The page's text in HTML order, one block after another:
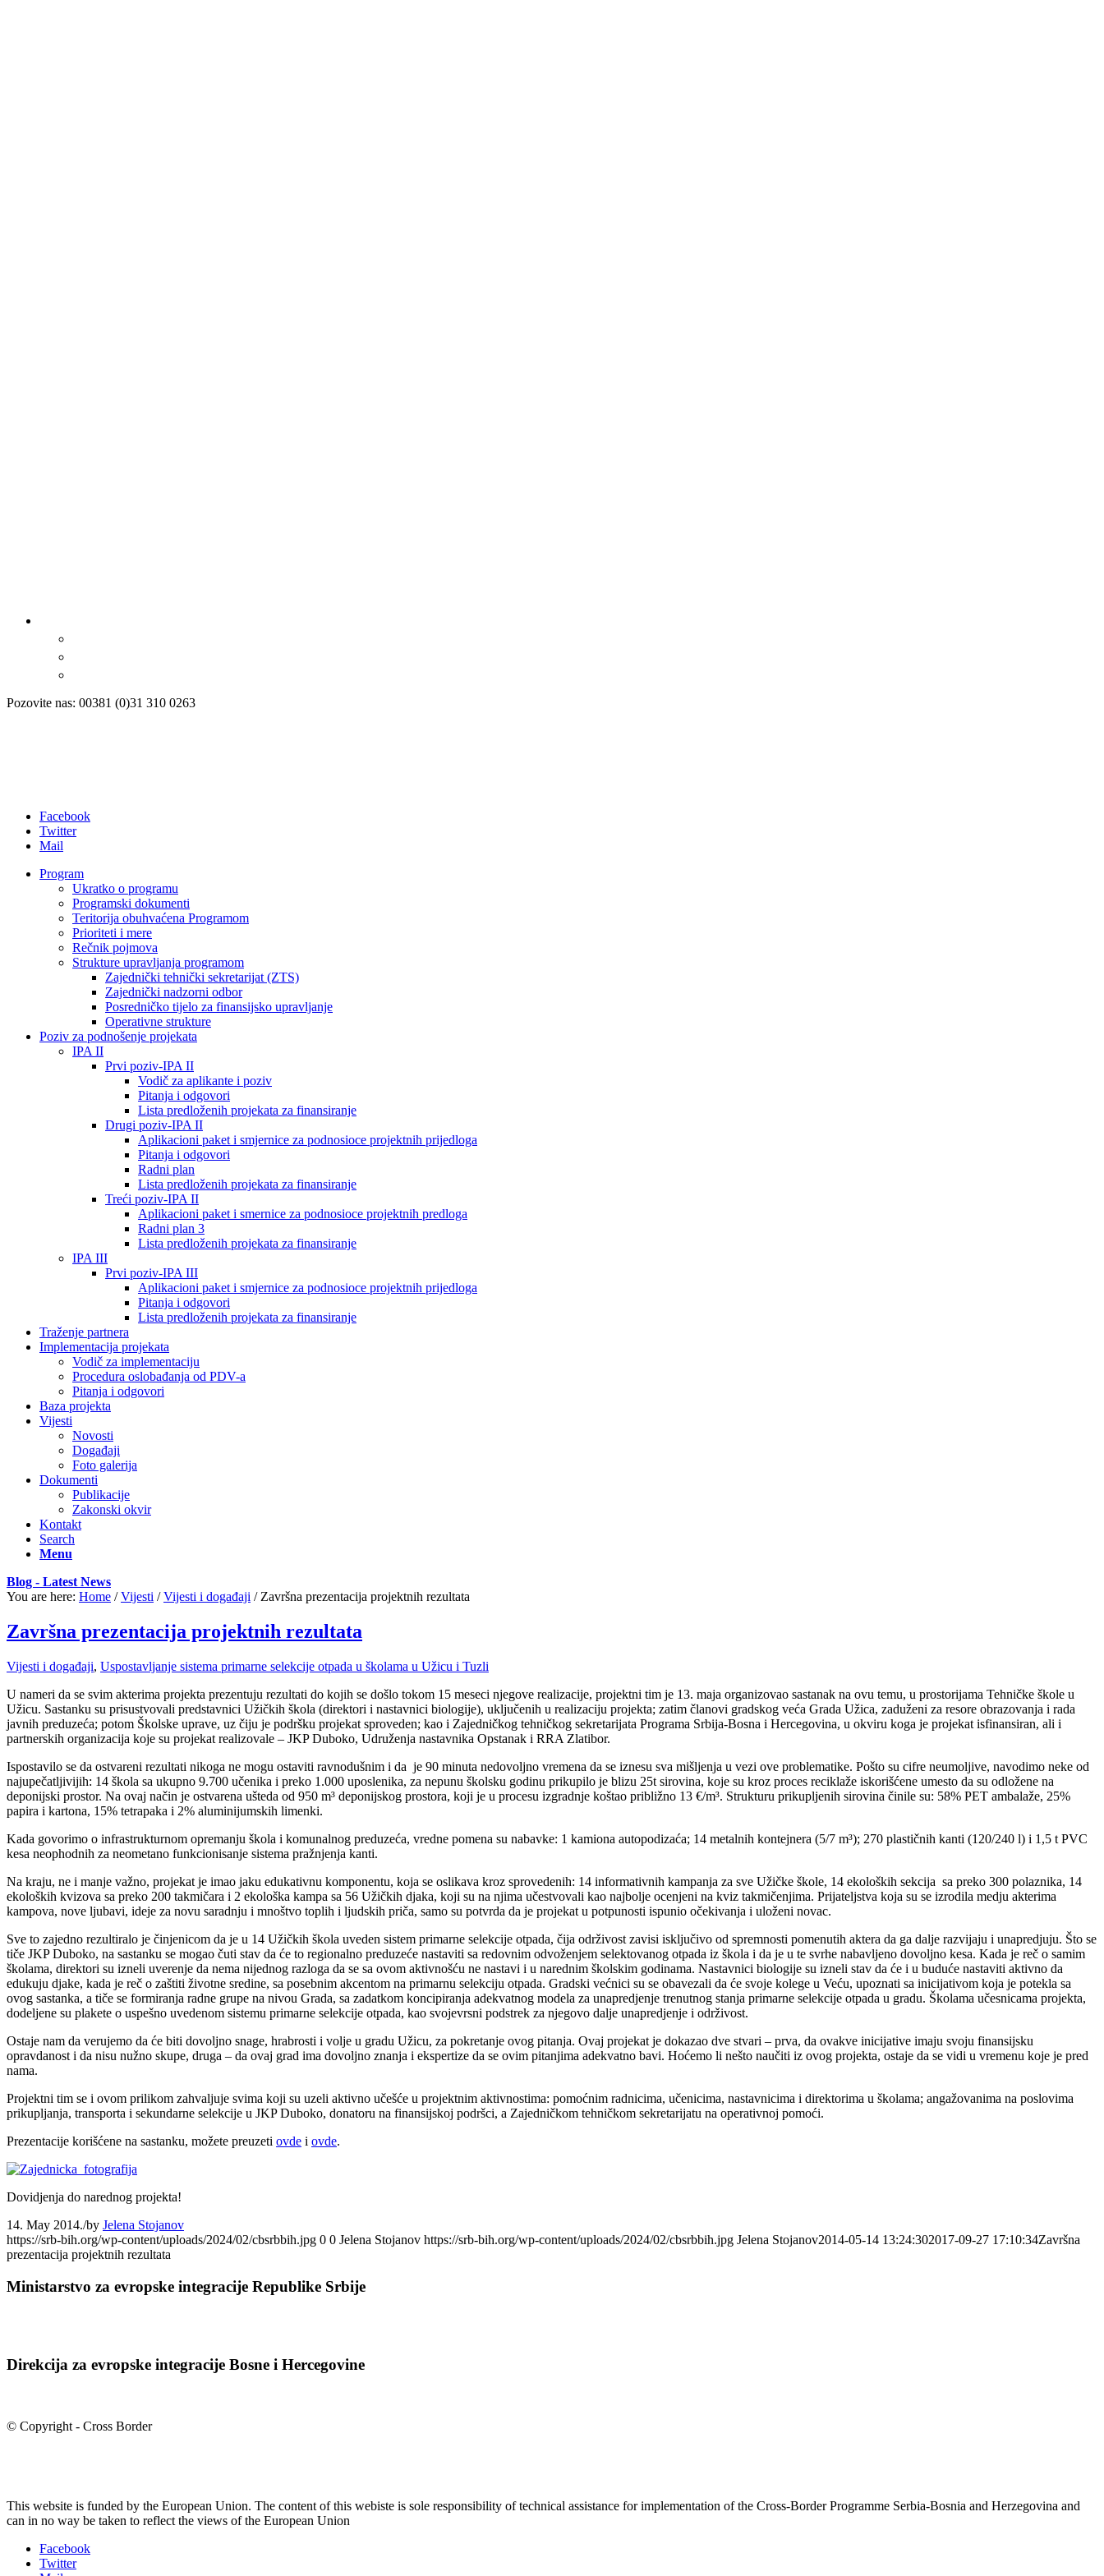
Pozovite nas: 00381 (0)31 310 0263
Facebook
Twitter
Mail
Program
Ukratko o programu
Programski dokumenti
Teritorija obuhvaćena Programom
Prioriteti i mere
Rečnik pojmova
Strukture upravljanja programom
Zajednički tehnički sekretarijat (ZTS)
Zajednički nadzorni odbor
Posredničko tijelo za finansijsko upravljanje
Operativne strukture
Poziv za podnošenje projekata
IPA II
Prvi poziv-IPA II
Vodič za aplikante i poziv
Pitanja i odgovori
Lista predloženih projekata za finansiranje
Drugi poziv-IPA II
Aplikacioni paket i smjernice za podnosioce projektnih prijedloga
Pitanja i odgovori
Radni plan
Lista predloženih projekata za finansiranje
Treći poziv-IPA II
Aplikacioni paket i smernice za podnosioce projektnih predloga
Radni plan 3
Lista predloženih projekata za finansiranje
IPA III
Prvi poziv-IPA III
Aplikacioni paket i smjernice za podnosioce projektnih prijedloga
Pitanja i odgovori
Lista predloženih projekata za finansiranje
Traženje partnera
Implementacija projekata
Vodič za implementaciju
Procedura oslobađanja od PDV-a
Pitanja i odgovori
Baza projekta
Vijesti
Novosti
Događaji
Foto galerija
Dokumenti
Publikacije
Zakonski okvir
Kontakt
Search
Menu
Blog - Latest News
You are here: Home / Vijesti / Vijesti i događaji / Završna prezentacija projektnih rezultata
Završna prezentacija projektnih rezultata
Vijesti i događaji, Uspostavljanje sistema primarne selekcije otpada u školama u Užicu i Tuzli
U nameri da se svim akterima projekta prezentuju rezultati do kojih se došlo tokom 15 meseci njegove realizacije, projektni tim je 13. maja organizovao sastanak na ovu temu, u prostorijama Tehničke škole u
Užicu. Sastanku su prisustvovali predstavnici Užičkih škola (direktori i nastavnici biologije), uključenih u realizaciju projekta; zatim članovi gradskog veća Grada Užica, zaduženi za resore obrazovanja i rada
javnih preduzeća; potom Školske uprave, uz čiju je podršku projekat sproveden; kao i Zajedničkog tehničkog sekretarijata Programa Srbija-Bosna i Hercegovina, u okviru koga je projekat isfinansiran, ali i
partnerskih organizacija koje su projekat realizovale – JKP Duboko, Udruženja nastavnika Opstanak i RRA Zlatibor.
Ispostavilo se da ostvareni rezultati nikoga ne mogu ostaviti ravnodušnim i da je 90 minuta nedovoljno vremena da se iznesu sva mišljenja u vezi ove problematike. Pošto su cifre neumoljive, navodimo neke od
najupečatljivijih: 14 škola sa ukupno 9.700 učenika i preko 1.000 uposlenika, za nepunu školsku godinu prikupilo je blizu 25t sirovina, koje su kroz proces reciklaže iskorišćene umesto da su odložene na
deponijski prostor. Na ovaj način je ostvarena ušteda od 950 m³ deponijskog prostora, koji je u procesu izgradnje koštao približno 13 €/m³. Strukturu prikupljenih sirovina činile su: 58% PET ambalaže, 25%
papira i kartona, 15% tetrapaka i 2% aluminijumskih limenki.
Kada govorimo o infrastrukturnom opremanju škola i komunalnog preduzeća, vredne pomena su nabavke: 1 kamiona autopodizaća; 14 metalnih kontejnera (5/7 m³); 270 plastičnih kanti (120/240 l) i 1,5 t PVC
kesa neophodnih za neometano funkcionisanje sistema pražnjenja kanti.
Na kraju, ne i manje važno, projekat je imao jaku edukativnu komponentu, koja se oslikava kroz sprovedenih: 14 informativnih kampanja za sve Užičke škole, 14 ekoloških sekcija sa preko 300 polaznika, 14
ekoloških kvizova sa preko 200 takmičara i 2 ekološka kampa sa 56 Užičkih djaka, koji su na njima učestvovali kao najbolje ocenjeni na kviz takmičenjima. Prijateljstva koja su se izrodila medju akterima
kampova, nove ljubavi, ideje za novu saradnju i mnoštvo toplih i ljudskih priča, samo su potvrda da je projekat u potpunosti ispunio očekivanja i uloženi novac.
Sve to zajedno rezultiralo je činjenicom da je u 14 Užičkih škola uveden sistem primarne selekcije otpada, čija održivost zavisi isključivo od spremnosti pomenutih aktera da ga dalje razvijaju i unapredjuju. Što se
tiče JKP Duboko, na sastanku se mogao čuti stav da će to regionalno preduzeće nastaviti sa redovnim odvoženjem selektovanog otpada iz škola i da je u te svrhe nabavljeno dovoljno kesa. Kada je reč o samim
školama, direktori su izneli uverenje da nema nijednog razloga da se sa ovom aktivnošću ne nastavi i u narednim školskim godinama. Nastavnici biologije su izneli stav da će i u buduće nastaviti aktivno da
edukuju djake, kada je reč o zaštiti životne sredine, sa posebnim akcentom na primarnu selekciju otpada. Gradski većnici su se obavezali da će svoje kolege u Veću, upoznati sa inicijativom koja je potekla sa
ovog sastanka, a tiče se formiranja radne grupe na nivou Grada, sa zadatkom koncipiranja adekvatnog modela za unapredjenje trenutnog stanja primarne selekcije otpada u gradu. Školama učesnicama projekta,
dodeljene su plakete o uspešno uvedenom sistemu primarne selekcije otpada, kao svojevrsni podstrek za njegovo dalje unapredjenje i održivost.
Ostaje nam da verujemo da će biti dovoljno snage, hrabrosti i volje u gradu Užicu, za pokretanje ovog pitanja. Ovaj projekat je dokazao dve stvari – prva, da ovakve inicijative imaju svoju finansijsku
opravdanost i da nisu nužno skupe, druga – da ovaj grad ima dovoljno znanja i ekspertize da se ovim pitanjima adekvatno bavi. Hoćemo li nešto naučiti iz ovog projekta, ostaje da se vidi u vremenu koje je pred
nama.
Projektni tim se i ovom prilikom zahvaljuje svima koji su uzeli aktivno učešće u projektnim aktivnostima: pomoćnim radnicima, učenicima, nastavnicima i direktorima u školama; angažovanima na poslovima
prikupljanja, transporta i sekundarne selekcije u JKP Duboko, donatoru na finansijskoj podršci, a Zajedničkom tehničkom sekretarijatu na operativnoj pomoći.
Prezentacije korišćene na sastanku, možete preuzeti ovde i ovde.
Dovidjenja do narednog projekta!
14. May 2014./by Jelena Stojanov
https://srb-bih.org/wp-content/uploads/2024/02/cbsrbbih.jpg 0 0 Jelena Stojanov https://srb-bih.org/wp-content/uploads/2024/02/cbsrbbih.jpg Jelena Stojanov2014-05-14 13:24:302017-09-27 17:10:34Završna
prezentacija projektnih rezultata
Ministarstvo za evropske integracije Republike Srbije
Direkcija za evropske integracije Bosne i Hercegovine
© Copyright - Cross Border
This website is funded by the European Union. The content of this webiste is sole responsibility of technical assistance for implementation of the Cross-Border Programme Serbia-Bosnia and Herzegovina and
can in no way be taken to reflect the views of the European Union
Facebook
Twitter